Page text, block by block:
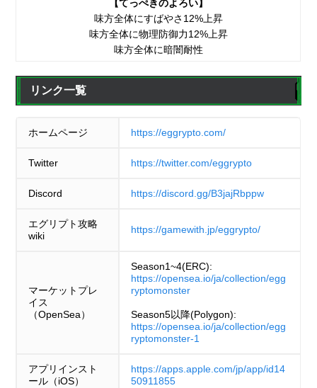
【てっぺきのよろい】
味方全体にすばやさ12%上昇
味方全体に物理防御力12%上昇
味方全体に暗闇耐性
リンク一覧
ホームページ https://eggrypto.com/
Twitter https://twitter.com/eggrypto
Discord https://discord.gg/B3jajRbppw
エグリプト攻略
wiki
https://gamewith.jp/eggrypto/
マーケットプレ
イス
（OpenSea）
Season1~4(ERC):
https://opensea.io/ja/collection/egg
ryptomonster
Season5以降(Polygon):
https://opensea.io/ja/collection/egg
ryptomonster-1
アプリインスト
ール（iOS）
https://apps.apple.com/jp/app/id14
50911855